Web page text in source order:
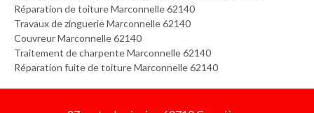
Réparation de toiture Marconnelle 62140
Travaux de zinguerie Marconnelle 62140
Couvreur Marconnelle 62140
Traitement de charpente Marconnelle 62140
Réparation fuite de toiture Marconnelle 62140